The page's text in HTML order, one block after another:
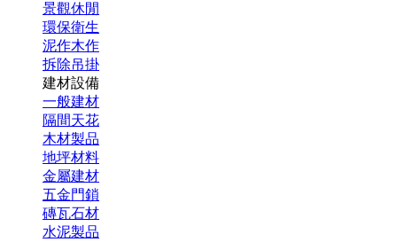
景觀休閒
環保衛生
泥作木作
拆除吊掛
建材設備
一般建材
隔間天花
木材製品
地坪材料
金屬建材
五金門鎖
磚瓦石材
水泥製品